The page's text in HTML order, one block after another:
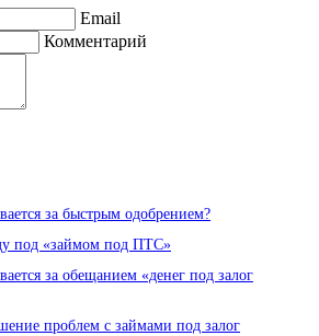
Email
Комментарий
за быстрым одобрением?
под «займом под ПТС»
за обещанием «денег под залог
проблем с займами под залог